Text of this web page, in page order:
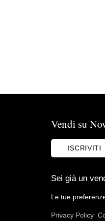
Vendi su
ISCRIVITI
Sei già un
Le tue
Privacy Policy